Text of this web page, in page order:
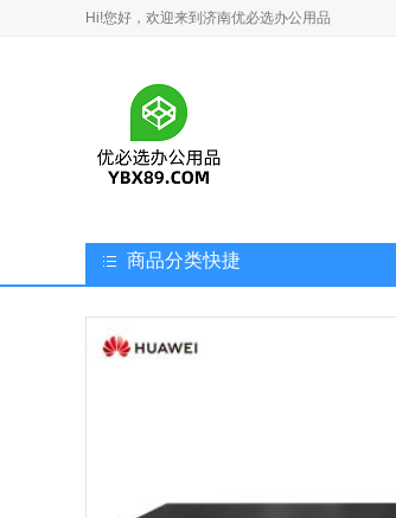
Hi!您好，欢迎来到济南优必选办公用品
商品分类快捷